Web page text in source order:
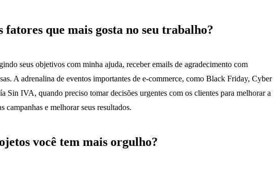
fatores que mais gosta no seu trabalho?
seus objetivos com minha ajuda, receber emails de agradecimento com
A adrenalina de eventos importantes de e-commerce, como Black Friday, Cyber
Sin IVA, quando preciso tomar decisões urgentes com os clientes para melhorar a
campanhas e melhorar seus resultados.
você tem mais orgulho?